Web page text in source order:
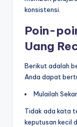
konsistensi.
Poin-
Uang
Berikut adalah
Anda dapat
Mulailah
Tidak ada kata
keputusan kecil